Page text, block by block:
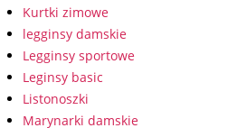
Kurtki zimowe
legginsy damskie
Legginsy sportowe
Leginsy basic
Listonoszki
Marynarki damskie